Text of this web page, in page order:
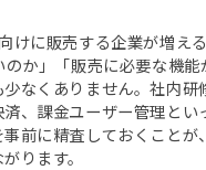
けに販売する企業が増え
か」「販売に必要な機能
なくありません。社内研
、課金ユーザー管理とい
前に精査しておくことが
ります。